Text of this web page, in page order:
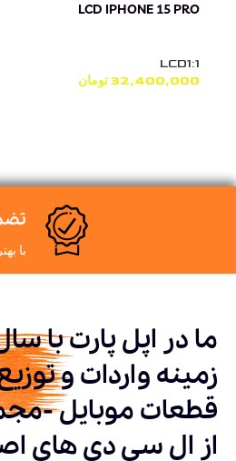
LCD IPHONE 15 PRO
LCD1:1
32,400,000تومان
با
ما در اپل پارت با
زمینه واردات و
قطعات موبایل -
از ال سی دی های